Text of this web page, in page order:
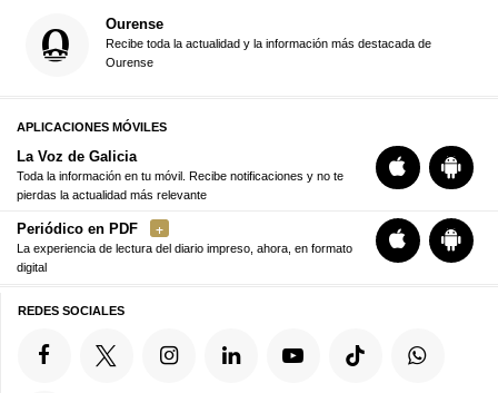
Ourense
Recibe toda la actualidad y la información más destacada de
Ourense
APLICACIONES MÓVILES
La Voz de Galicia
Toda la información en tu móvil. Recibe notificaciones y no te
pierdas la actualidad más relevante
Periódico en PDF
La experiencia de lectura del diario impreso, ahora, en formato
digital
REDES SOCIALES